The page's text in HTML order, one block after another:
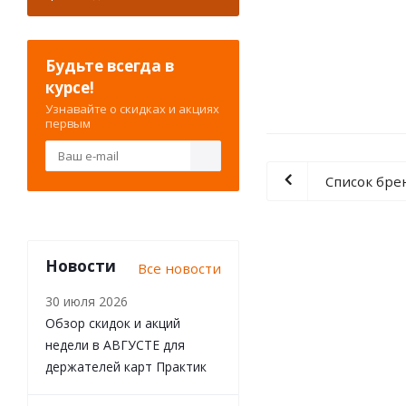
Список
Будьте всегда в
курсе!
Узнавайте о скидках и акциях
первым
Новости Все новости
30 июля 2026
Обзор скидок и акций
недели в АВГУСТЕ для
держателей карт Практик